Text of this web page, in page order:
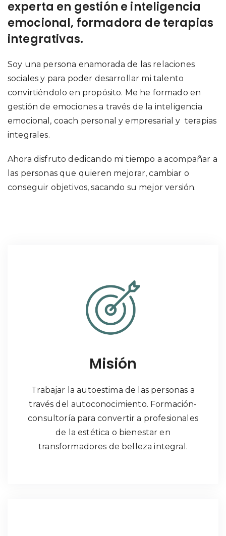
experta en gestión e inteligencia
emocional, formadora de terapias
integrativas.
Soy una persona enamorada de las relaciones
sociales y para poder desarrollar mi talento
convirtiéndolo en propósito. Me he formado en
gestión de emociones a través de la inteligencia
emocional, coach personal y empresarial y terapias
integrales.
Ahora disfruto dedicando mi tiempo a acompañar a
las personas que quieren mejorar, cambiar o
conseguir objetivos, sacando su mejor versión.
Misión
Trabajar la autoestima de las personas a
través del autoconocimiento. Formación-
consultoría para convertir a profesionales
de la estética o bienestar en
transformadores de belleza integral.